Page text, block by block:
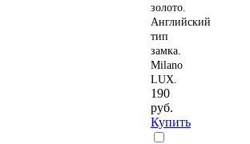
золото
Английский
тип
замка.
Milano
LUX.
190
руб.
Купить